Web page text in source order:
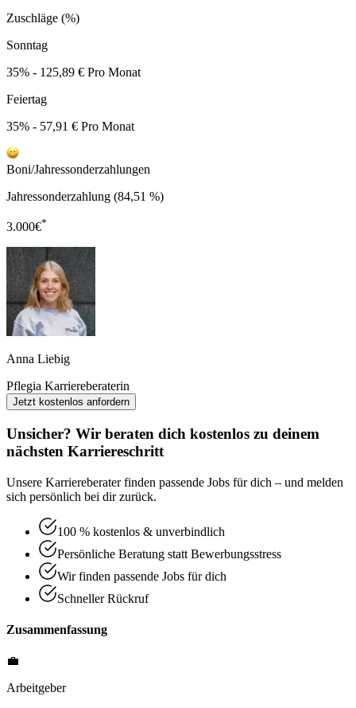
Zuschläge (%)
Sonntag
35% - 125,89 € Pro Monat
Feiertag
35% - 57,91 € Pro Monat
Boni/Jahressonderzahlungen
Jahressonderzahlung (84,51 %)
3.000€*
Anna Liebig
Pflegia Karriereberaterin
Jetzt kostenlos anfordern
Unsicher? Wir beraten dich kostenlos zu deinem
nächsten Karriereschritt
Unsere Karriereberater finden passende Jobs für dich – und melden
sich persönlich bei dir zurück.
100 % kostenlos & unverbindlich
Persönliche Beratung statt Bewerbungsstress
Wir finden passende Jobs für dich
Schneller Rückruf
Zusammenfassung
💼
Arbeitgeber